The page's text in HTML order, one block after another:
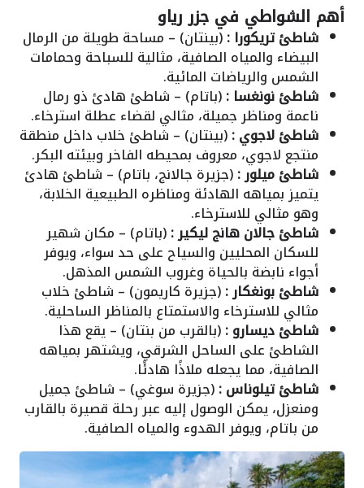
أهم الشواطي في جزر رياو
شاطئ تريكورا :(بينتان) – مساحة طويلة من الرمال
البيضاء والمياه الصافية، مثالية للسباحة وحمامات
الشمس والرياضات المائية.
شاطئ نونغسا :(باتام) – شاطئ هادئ ذو رمال
ناعمة ومناظر جميلة، مثالي لقضاء عطلة استرخاء.
شاطئ لاجوي:(بينتان) – شاطئ خلاب داخل منطقة
منتجع لاجوي، معروف بمحيطه الفاخر وبيئته البكر.
شاطئ ميلور:(جزيرة جالانج، باتام) – شاطئ هادئ
يتميز بمياهه الهادئة ومناظره الطبيعية الخلابة،
وهو مثالي للاسترخاء.
شاطئ جالان هانج ليكير:(باتام) – مكان شهير
للسكان المحليين والسياح على حد سواء، ويوفر
أجواء نابضة بالحياة وغروب الشمس المذهل.
شاطئ بونغكار:(جزيرة كاريمون) – شاطئ خلاب
مثالي للاسترخاء والاستمتاع بالمناظر الساحلية.
شاطئ ديسارو:(بالقرب من بنتان) – يقع هذا
الشاطئ على الساحل الشرقي، ويشتهر بمياهه
الصافية، مما يجعله ملاذًا هادئًا.
شاطئ تيلوناس:(جزيرة سوغي) – شاطئ جميل
ومنعزل، يمكن الوصول إليه عبر رحلة قصيرة بالقارب
من باتام، ويوفر الهدوء والمياه الصافية.